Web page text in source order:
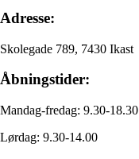
Adresse:
Skolegade 789, 7430 Ikast
Åbningstider:
Mandag-fredag: 9.30-18.30
Lørdag: 9.30-14.00